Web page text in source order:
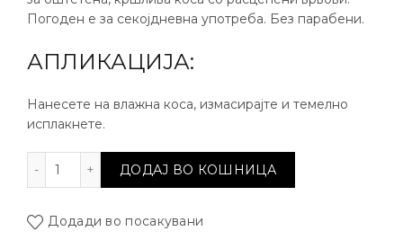
Погоден е за секојдневна употреба. Без парабени.
АПЛИКАЦИЈА:
Нанесете на влажна коса, измасирајте и темелно
исплакнете.
Количина
ДОДАЈ ВО КОШНИЦА
Додади во посакувани